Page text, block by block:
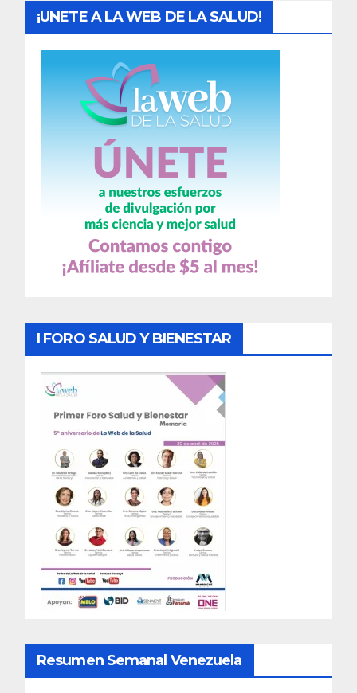
¡UNETE A LA WEB DE LA SALUD!
I FORO SALUD Y BIENESTAR
Resumen Semanal Venezuela